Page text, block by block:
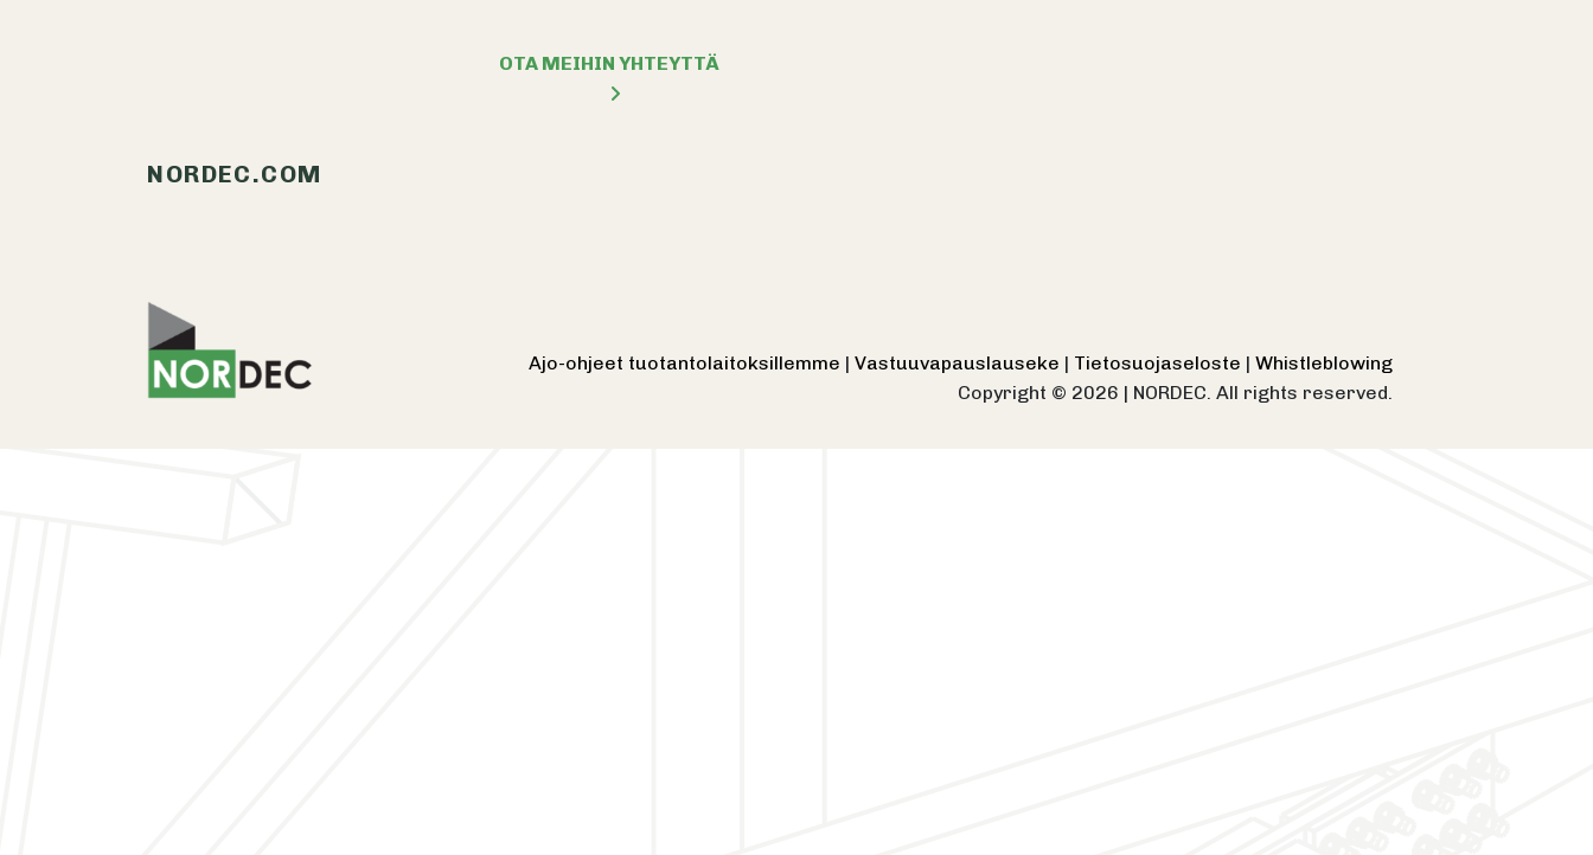
OTA MEIHIN YHTEYTTÄ
NORDEC.COM
Ajo-ohjeet tuotantolaitoksillemme | Vastuuvapauslauseke | Tietosuojaseloste | Whistleblowing
Copyright © 2026 | NORDEC. All rights reserved.